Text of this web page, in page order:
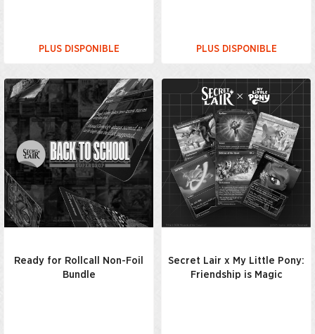
PLUS DISPONIBLE PLUS DISPONIBLE
Ready for Rollcall Non-Foil
Bundle
Secret Lair x My Little Pony:
Friendship is Magic